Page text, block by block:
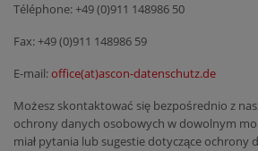
Téléphone: +49 (0)911 148986 50
Fax: +49 (0)911 148986 59
E-mail:office(at)ascon-datenschutz.de
Możesz skontaktować się bezpośrednio z
ochrony danych osobowych w dowolnym
miał pytania lub sugestie dotyczące ochrony